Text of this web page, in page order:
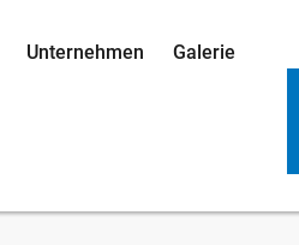
Unternehmen Galerie